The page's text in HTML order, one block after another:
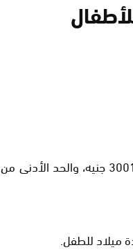
يمكن فتح حساب التوفير على أن يكون الحد الأدنى لاحتساب العائد 3001 جنيه،
ميلاد للطفل.